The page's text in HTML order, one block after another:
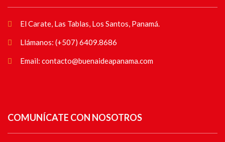
El Carate, Las Tablas, Los Santos, Panamá.
Llámanos: (+507) 6409.8686
Email: contacto@buenaideapanama.com
COMUNÍCATE CON NOSOTROS